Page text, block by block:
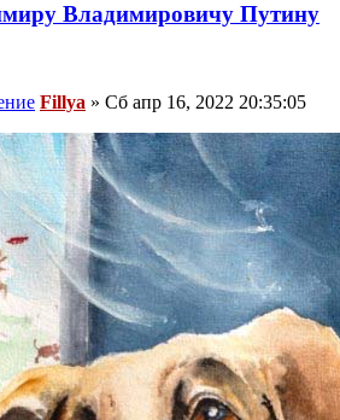
Владимировичу Путину
Fillya » Сб апр 16, 2022 20:35:05